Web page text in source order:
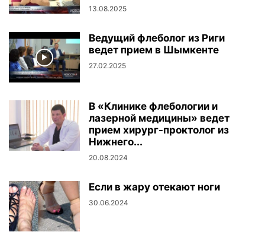
13.08.2025
Ведущий флеболог из Риги
ведет прием в Шымкенте
27.02.2025
В «Клинике флебологии и
лазерной медицины» ведет
прием хирург-проктолог из
Нижнего...
20.08.2024
Если в жару отекают ноги
30.06.2024